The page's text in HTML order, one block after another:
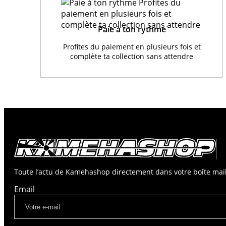
Paie à ton rythme
Profites du paiement en plusieurs fois et
complète ta collection sans attendre
Toute l’actu de Kamehashop directement dans votre boîte
Email